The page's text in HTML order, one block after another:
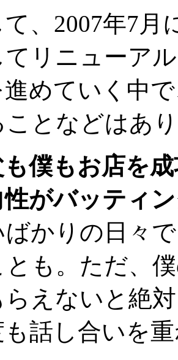
、2007年7月
てリニューア
めていく中
となどはあ
僕もお店を
性がバッティ
ばかりの日々
も。ただ、
らえないと絶
話し合いを